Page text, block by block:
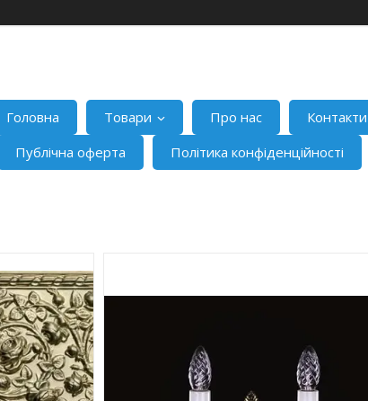
Головна Товари Про нас Контакти
Публічна оферта
Політика конфіденційності